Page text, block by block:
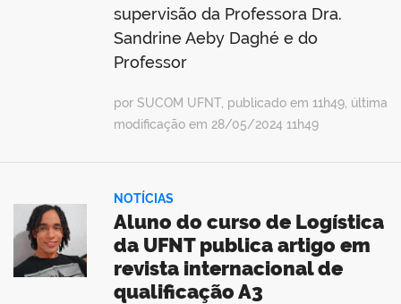
supervisão da Professora Dra.
Sandrine Aeby Daghé e do
Professor
por SUCOM UFNT, publicado em 11h49, última
modificação em 28/05/2024 11h49
NOTÍCIAS
Aluno do curso de Logística
da UFNT publica artigo em
revista internacional de
qualificação A3